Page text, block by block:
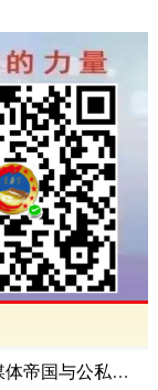
加民｜“胡锡进现象”：退休总编辑的自媒体帝国与公私边界之问